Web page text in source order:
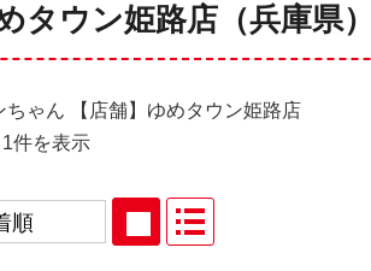
めタウン姫路店（兵庫
ちゃん 【店舗】ゆめタウン姫路店
件を表示